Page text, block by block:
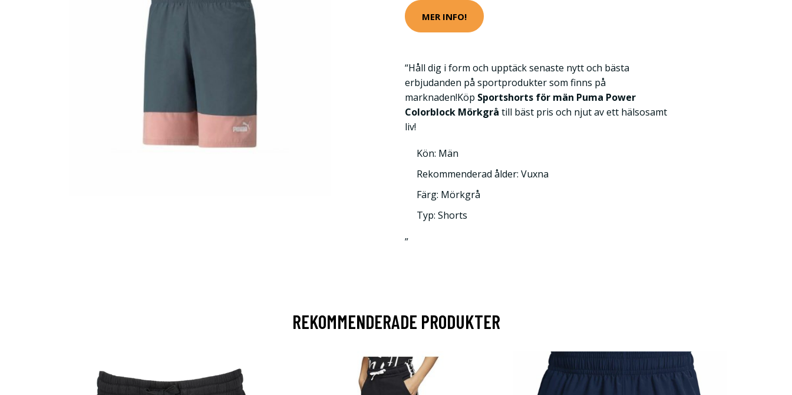
MER INFO!
“Håll dig i form och upptäck senaste nytt och bästa
erbjudanden på sportprodukter som finns på
marknaden!Köp Sportshorts för män Puma Power
Colorblock Mörkgrå till bäst pris och njut av ett hälsosamt
liv!
Kön: Män
Rekommenderad ålder: Vuxna
Färg: Mörkgrå
Typ: Shorts
”
REKOMMENDERADE PRODUKTER